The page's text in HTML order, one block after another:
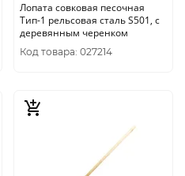
Лопата совковая песочная
Тип-1 рельсовая сталь S501, с
деревянным черенком
Код товара: 027214